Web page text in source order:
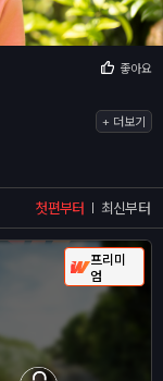
좋아요
+ 더보기
첫편부터 최신부터
프리미
엄